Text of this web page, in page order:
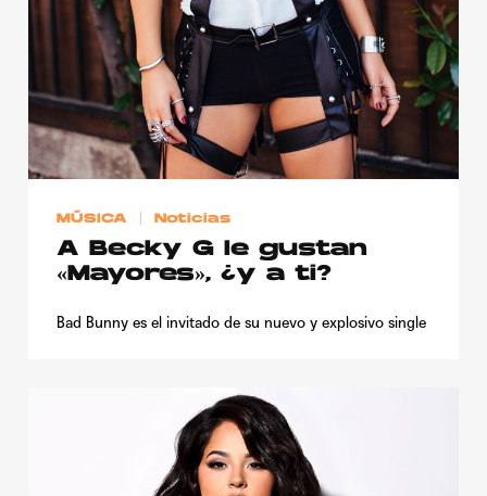
MÚSICA Noticias
A Becky G le gustan
«Mayores», ¿y a ti?
Bad Bunny es el invitado de su nuevo y explosivo single